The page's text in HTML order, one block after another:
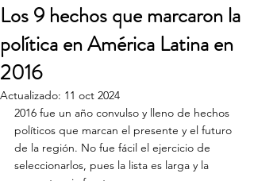
Los 9 hechos que marcaron la
política en América Latina en
2016
Actualizado: 11 oct 2024
2016 fue un año convulso y lleno de hechos
políticos que marcan el presente y el futuro
de la región. No fue fácil el ejercicio de
seleccionarlos, pues la lista es larga y la